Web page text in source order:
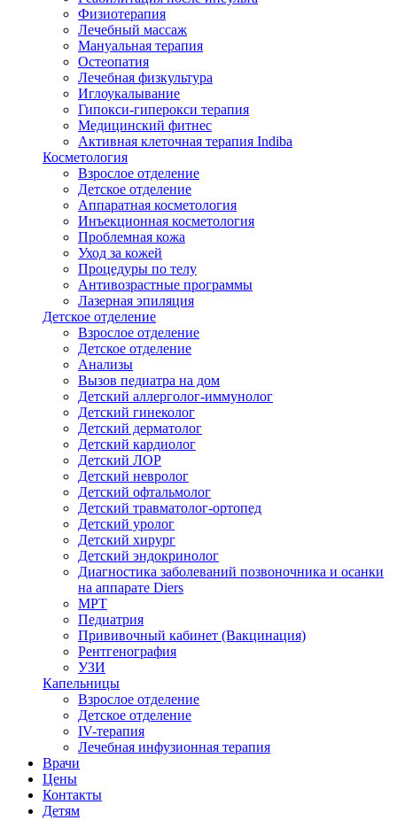
Физиотерапия
Лечебный массаж
Мануальная терапия
Остеопатия
Лечебная физкультура
Иглоукалывание
Гипокси-гиперокси терапия
Медицинский фитнес
Активная клеточная терапия Indiba
Косметология
Взрослое отделение
Детское отделение
Аппаратная косметология
Инъекционная косметология
Проблемная кожа
Уход за кожей
Процедуры по телу
Антивозрастные программы
Лазерная эпиляция
Детское отделение
Взрослое отделение
Детское отделение
Анализы
Вызов педиатра на дом
Детский аллерголог-иммунолог
Детский гинеколог
Детский дерматолог
Детский кардиолог
Детский ЛОР
Детский невролог
Детский офтальмолог
Детский травматолог-ортопед
Детский уролог
Детский хирург
Детский эндокринолог
Диагностика заболеваний позвоночника и осанки
на аппарате Diers
МРТ
Педиатрия
Прививочный кабинет (Вакцинация)
Рентгенография
УЗИ
Капельницы
Взрослое отделение
Детское отделение
IV-терапия
Лечебная инфузионная терапия
Врачи
Цены
Контакты
Детям